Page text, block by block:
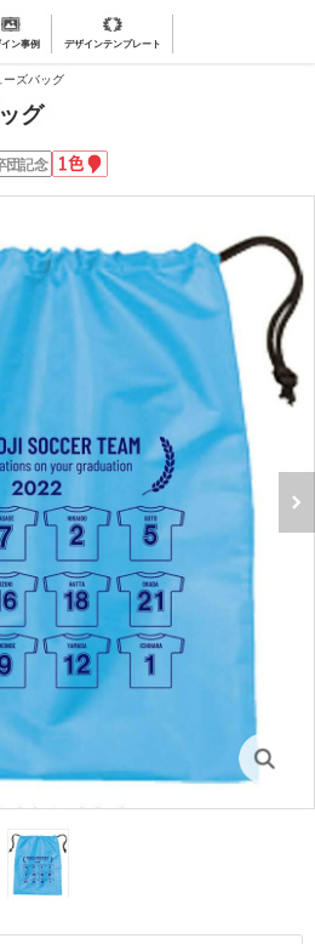
ン事例 デザインテンプレート
ズバッグ
グ
団記念1
色
名